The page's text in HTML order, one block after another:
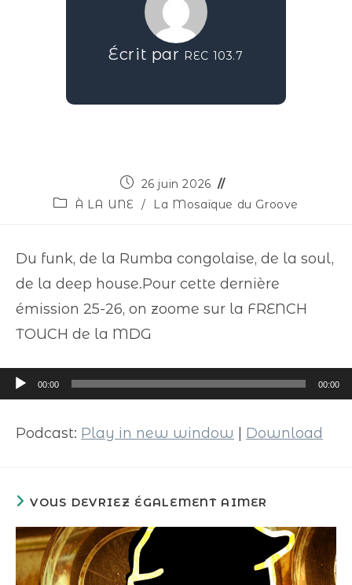
Écrit par REC 103.7
26 juin 2026
À LA UNE
/ La Mosaïque du Groove
Du funk, de la Rumba congolaise, de la soul,
de la deep house.Pour cette dernière
émission 25-26, on zoome sur la FRENCH
TOUCH de la MDG
Lecteur
audio
00:00 00:00
Podcast: Play in new window Download
VOUS DEVRIEZ ÉGALEMENT AIMER